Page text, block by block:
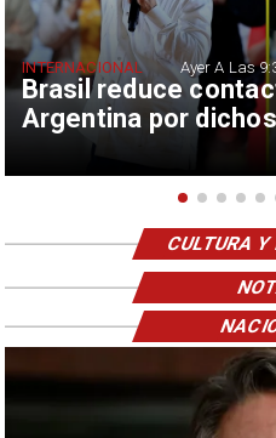
Brasil reduce
Argentina por
INTERNACIONAL Ayer A Las
CULTURA Y